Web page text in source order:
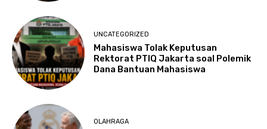
UNCATEGORIZED
Mahasiswa Tolak Keputusan
Rektorat PTIQ Jakarta soal Polemik
Dana Bantuan Mahasiswa
OLAHRAGA